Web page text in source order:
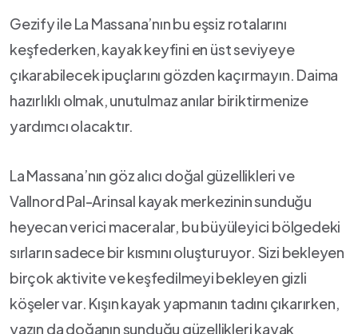
Gezify⁢ ile La⁣ Massana’nın bu eşsiz rotalarını
keşfederken, kayak keyfini‍ en üst seviyeye
çıkarabilecek‌ ipuçlarını gözden kaçırmayın. Daima
hazırlıklı olmak,⁤ unutulmaz anılar biriktirmenize
yardımcı olacaktır.
La ‍Massana’nın göz alıcı doğal⁤ güzellikleri ve
Vallnord Pal-Arinsal kayak merkezinin ​sunduğu
heyecan verici maceralar, bu ​büyüleyici bölgedeki
sırların sadece⁣ bir​ kısmını oluşturuyor.‍ Sizi ‌bekleyen
birçok aktivite ve keşfedilmeyi⁣ bekleyen gizli⁣
köşeler var. Kışın⁣ kayak yapmanın tadını çıkarırken,
yazın da doğanın sunduğu ⁢güzellikleri kayak